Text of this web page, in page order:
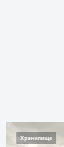
Хранилище